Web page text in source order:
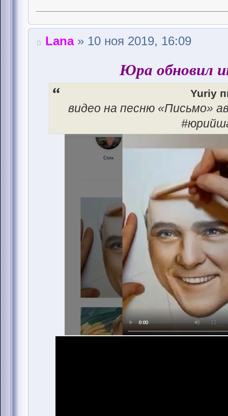
Lana» 10 ноя 2019, 16:09
Юра обновил
Yuriy
видео на песню «Письмо»